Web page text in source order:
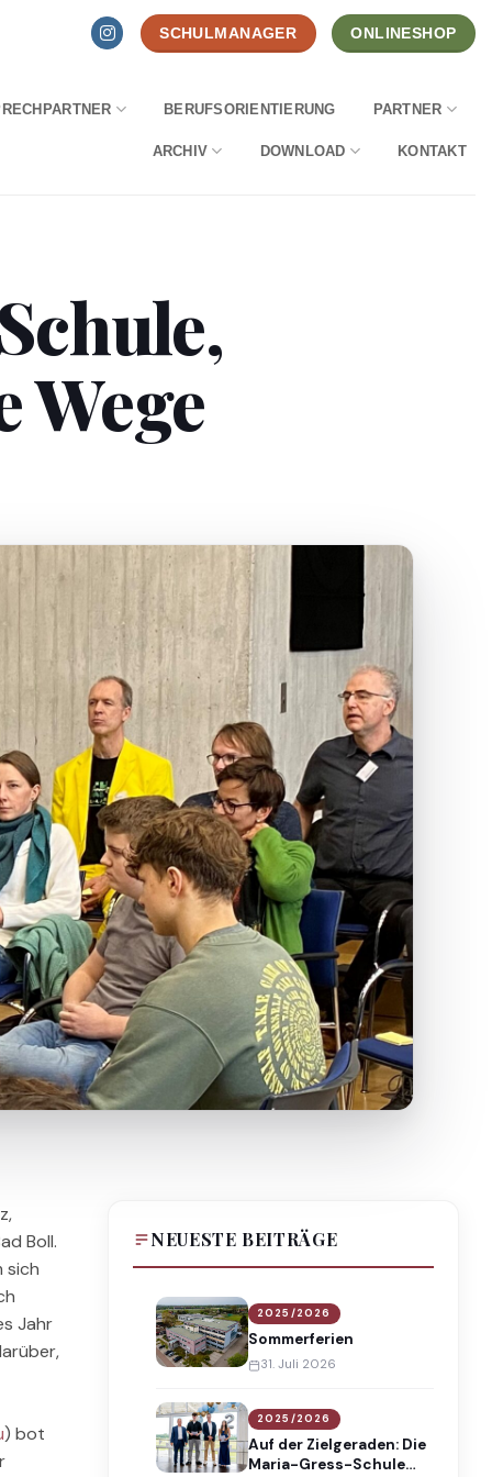
SCHULMANAGER ONLINESHOP
BERUFSORIENTIERUNG PARTNER
ARCHIV DOWNLOAD KONTAKT
Boll.
sich
Jahr
) bot
NEUESTE BEITRÄGE
2025/2026
Sommerferien
31. Juli 2026
2025/2026
Auf der Zielgeraden: Die
Maria-Gress-Schule